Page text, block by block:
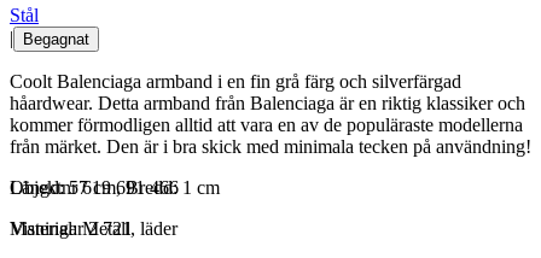
Stål
|
Begagnat
Coolt Balenciaga armband i en fin grå färg och silverfärgad
håardwear. Detta armband från Balenciaga är en riktig klassiker och
kommer förmodligen alltid att vara en av de populäraste modellerna
från märket. Den är i bra skick med minimala tecken på användning!
Längd: 57 cm, Bredd: 1 cm
Material: Metall, läder
Objektnr 619 691 466
Visningar 2 721